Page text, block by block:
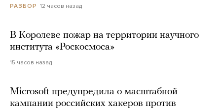
РАЗБОР 12 часов назад
В Королеве пожар на территории научного
института «Роскосмоса»
15 часов назад
Microsoft предупредила о масштабной
кампании российских хакеров против